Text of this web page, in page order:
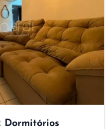
Dormitórios